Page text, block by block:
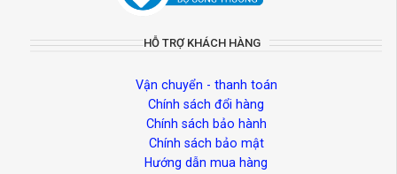
HỖ TRỢ KHÁCH HÀNG
Vận chuyển - thanh toán
Chính sách đổi hàng
Chính sách bảo hành
Chính sách bảo mật
Hướng dẫn mua hàng